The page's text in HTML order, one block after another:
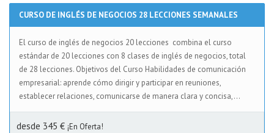
CURSO DE INGLÉS DE NEGOCIOS 28 LECCIONES SEMANALES
El curso de inglés de negocios 20 lecciones combina el curso
estándar de 20 lecciones con 8 clases de inglés de negocios, total
de 28 lecciones. Objetivos del Curso Habilidades de comunicación
empresarial: aprende cómo dirigir y participar en reuniones,
establecer relaciones, comunicarse de manera clara y concisa,...
desde 345 € ¡En Oferta!